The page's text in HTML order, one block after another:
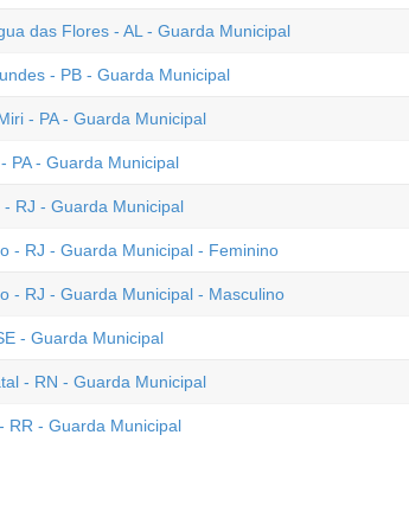
das Flores - AL - Guarda Municipal
- PB - Guarda Municipal
- PA - Guarda Municipal
PA - Guarda Municipal
RJ - Guarda Municipal
- RJ - Guarda Municipal - Feminino
- RJ - Guarda Municipal - Masculino
- Guarda Municipal
- RN - Guarda Municipal
RR - Guarda Municipal